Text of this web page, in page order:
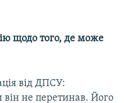
щодо того, де може
від ДПСУ:
не перетинав. Його